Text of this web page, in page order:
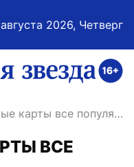
2026, Четверг
на главную
карты все популярней
ВСЕ